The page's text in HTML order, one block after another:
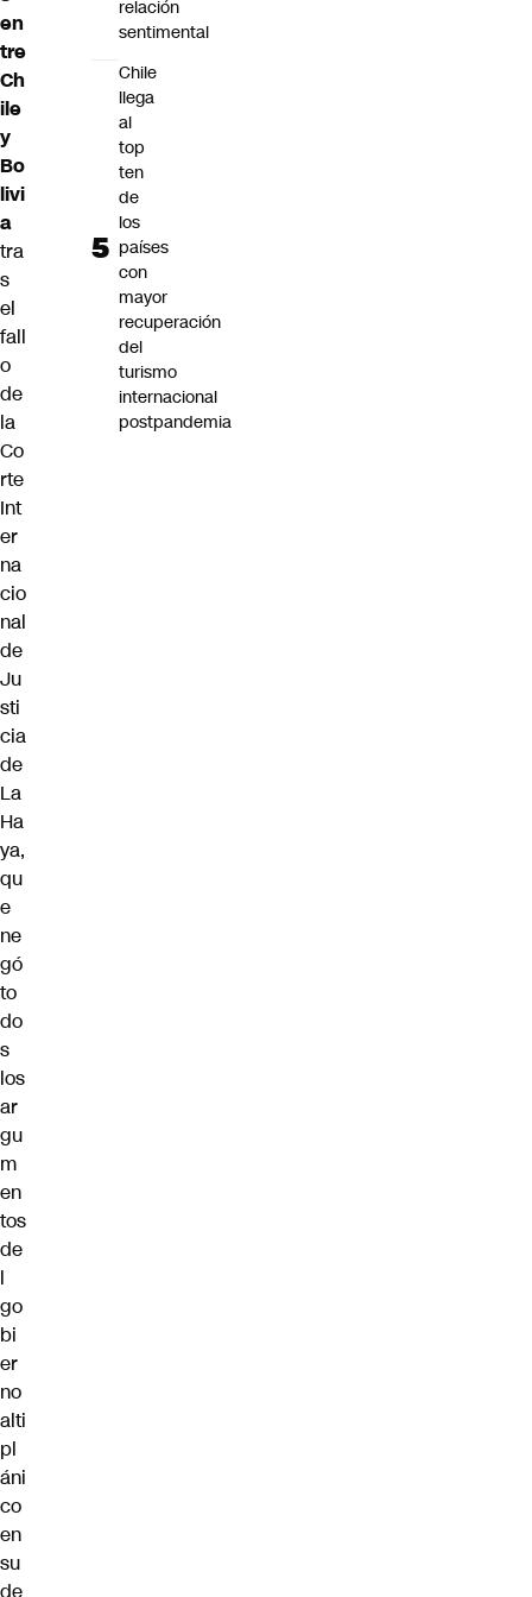
en
tre
Ch
ile
y
Bo
livi
a
tra
s
el
fall
o
de
la
Co
rte
Int
er
na
cio
nal
de
Ju
sti
cia
de
La
Ha
ya,
qu
e
ne
gó
to
do
s
los
ar
gu
m
en
tos
de
l
go
bi
er
no
alti
pl
áni
co
en
su
de
relación
sentimental
Chile
llega
al
top
ten
de
los
países
con
mayor
recuperación
del
turismo
internacional
postpandemia